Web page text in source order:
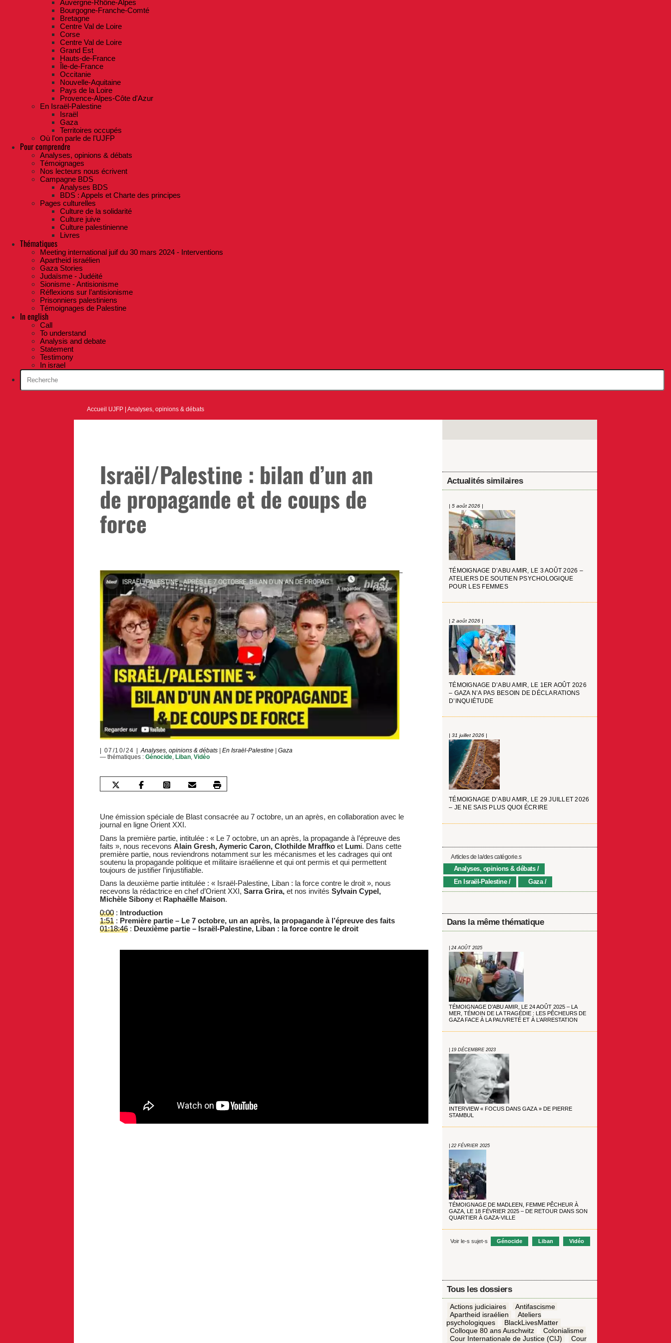
Auvergne-Rhône-Alpes
Bourgogne-Franche-Comté
Bretagne
Centre Val de Loire
Corse
Centre Val de Loire
Grand Est
Hauts-de-France
Île-de-France
Occitanie
Nouvelle-Aquitaine
Pays de la Loire
Provence-Alpes-Côte d'Azur
En Israël-Palestine
Israël
Gaza
Territoires occupés
Où l'on parle de l'UJFP
Pour comprendre
Analyses, opinions & débats
Témoignages
Nos lecteurs nous écrivent
Campagne BDS
Analyses BDS
BDS : Appels et Charte des principes
Pages culturelles
Culture de la solidarité
Culture juive
Culture palestinienne
Livres
Thématiques
Meeting international juif du 30 mars 2024 - Interventions
Apartheid israélien
Gaza Stories
Judaïsme - Judéité
Sionisme - Antisionisme
Réflexions sur l’antisionisme
Prisonniers palestiniens
Témoignages de Palestine
In english
Call
To understand
Analysis and debate
Statement
Testimony
In israel
Accueil UJFP |Analyses, opinions & débats
Israël/Palestine : bilan d’un an
de propagande et de coups de
force
07/10/24 Analyses, opinions & débats |En Israël-Palestine |Gaza
— thématiques : Génocide, Liban, Vidéo
Une émission spéciale de Blast consacrée au 7 octobre, un an après, en collaboration avec le
journal en ligne Orient XXI.
Dans la première partie, intitulée : « Le 7 octobre, un an après, la propagande à l’épreuve des
faits », nous recevons Alain Gresh, Aymeric Caron, Clothilde Mraffko etLumi. Dans cette
première partie, nous reviendrons notamment sur les mécanismes et les cadrages qui ont
soutenu la propagande politique et militaire israélienne et qui ont permis et qui permettent
toujours de justifier l’injustifiable.
Dans la deuxième partie intitulée : « Israël-Palestine, Liban : la force contre le droit », nous
recevons la rédactrice en chef d’Orient XXI, Sarra Grira, et nos invités Sylvain Cypel,
Michèle Sibony etRaphaëlle Maison.
0:00: Introduction
1:51: Première partie – Le 7 octobre, un an après, la propagande à l’épreuve des faits
01:18:46: Deuxième partie – Israël-Palestine, Liban : la force contre le droit
Actualités similaires
| 5 août 2026 |
TÉMOIGNAGE D’ABU AMIR, LE 3 AOÛT 2026 –
ATELIERS DE SOUTIEN PSYCHOLOGIQUE
POUR LES FEMMES
| 2 août 2026 |
TÉMOIGNAGE D’ABU AMIR, LE 1ER AOÛT 2026
– GAZA N’A PAS BESOIN DE DÉCLARATIONS
D’INQUIÉTUDE
| 31 juillet 2026 |
TÉMOIGNAGE D’ABU AMIR, LE 29 JUILLET 2026
– JE NE SAIS PLUS QUOI ÉCRIRE
Articles de la/des catégorie.s
Analyses, opinions & débats
En Israël-Palestine
Gaza
Dans la même thématique
| 24 AOÛT 2025
TÉMOIGNAGE D’ABU AMIR, LE 24 AOÛT 2025 – LA
MER, TÉMOIN DE LA TRAGÉDIE : LES PÊCHEURS DE
GAZA FACE À LA PAUVRETÉ ET À L’ARRESTATION
| 19 DÉCEMBRE 2023
INTERVIEW « FOCUS DANS GAZA » DE PIERRE
STAMBUL
| 22 FÉVRIER 2025
TÉMOIGNAGE DE MADLEEN, FEMME PÊCHEUR À
GAZA, LE 18 FÉVRIER 2025 – DE RETOUR DANS SON
QUARTIER À GAZA-VILLE
Voir le-s sujet-s Génocide Liban Vidéo
Tous les dossiers
Actions judiciaires
Antifascisme
Apartheid israélien
Ateliers
psychologiques
BlackLivesMatter
Colloque 80 ans Auschwitz
Colonialisme
Cour Internationale de Justice (CIJ)
Cour